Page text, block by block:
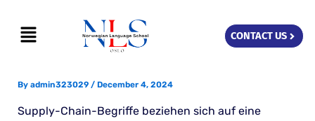
content
Menu CONTACT US
By admin323029 / December 4, 2024
Supply-Chain-Begriffe beziehen sich auf eine